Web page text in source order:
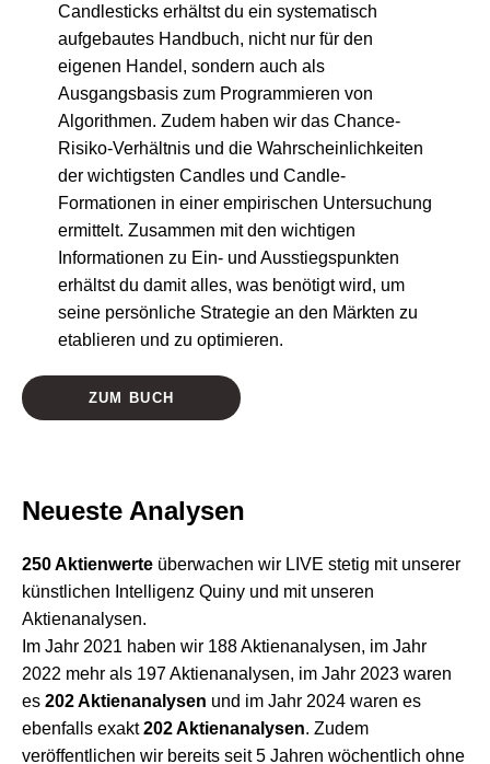
Candlesticks erhältst du ein systematisch
aufgebautes Handbuch, nicht nur für den
eigenen Handel, sondern auch als
Ausgangsbasis zum Programmieren von
Algorithmen. Zudem haben wir das Chance-
Risiko-Verhältnis und die Wahrscheinlichkeiten
der wichtigsten Candles und Candle-
Formationen in einer empirischen Untersuchung
ermittelt. Zusammen mit den wichtigen
Informationen zu Ein- und Ausstiegspunkten
erhältst du damit alles, was benötigt wird, um
seine persönliche Strategie an den Märkten zu
etablieren und zu optimieren.
ZUM BUCH
Neueste Analysen
250 Aktienwerte überwachen wir LIVE stetig mit unserer
künstlichen Intelligenz Quiny und mit unseren
Aktienanalysen.
Im Jahr 2021 haben wir 188 Aktienanalysen, im Jahr
2022 mehr als 197 Aktienanalysen, im Jahr 2023 waren
es 202 Aktienanalysen und im Jahr 2024 waren es
ebenfalls exakt202 Aktienanalysen. Zudem
veröffentlichen wir bereits seit 5 Jahren wöchentlich ohne